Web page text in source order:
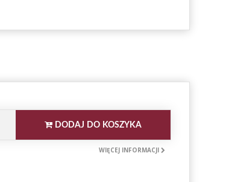
DODAJ DO KOSZYKA
WIĘCEJ INFORMACJI